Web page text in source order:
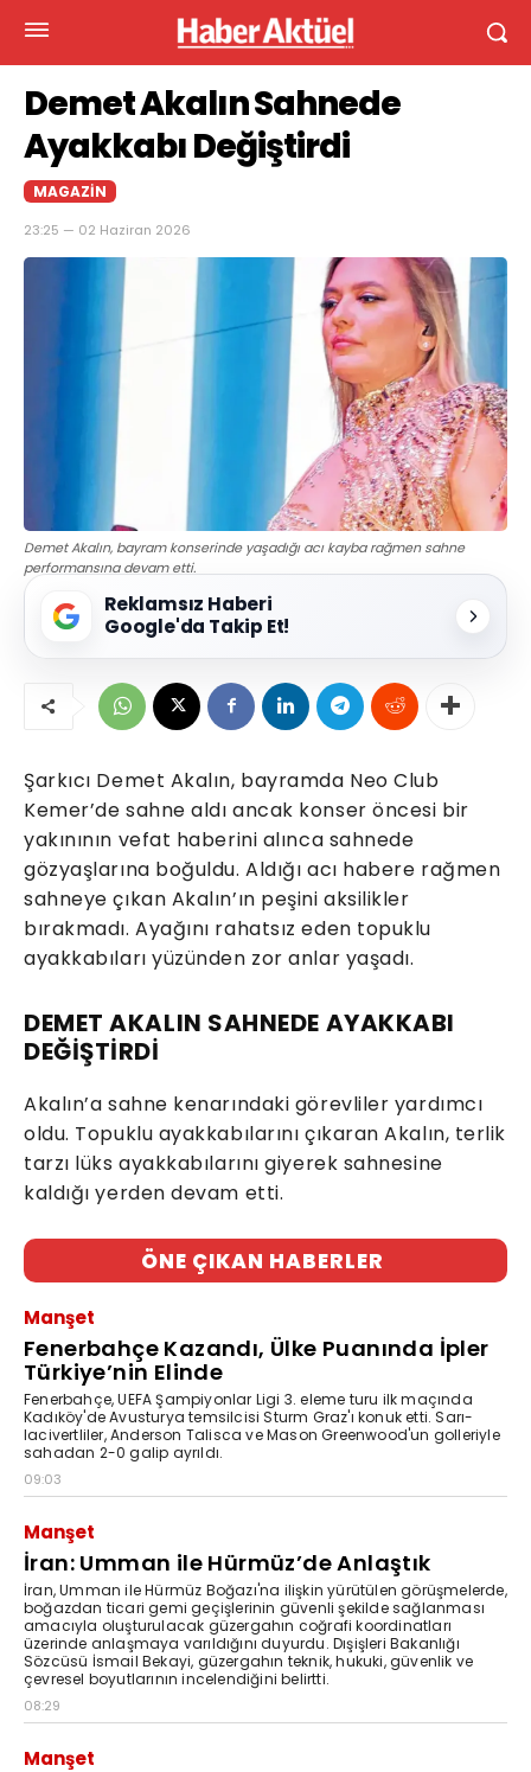
Demet Akalın Sahnede
Ayakkabı Değiştirdi
MAGAZIN
23:25 — 02 Haziran 2026
Demet Akalın, bayram konserinde yaşadığı acı kayba rağmen sahne
performansına devam etti.
Reklamsız Haberi
Google'da Takip Et!
Şarkıcı Demet Akalın, bayramda Neo Club
Kemer’de sahne aldı ancak konser öncesi bir
yakınının vefat haberini alınca sahnede
gözyaşlarına boğuldu. Aldığı acı habere rağmen
sahneye çıkan Akalın’ın peşini aksilikler
bırakmadı. Ayağını rahatsız eden topuklu
ayakkabıları yüzünden zor anlar yaşadı.
DEMET AKALIN SAHNEDE AYAKKABI
DEĞİŞTİRDİ
Akalın’a sahne kenarındaki görevliler yardımcı
oldu. Topuklu ayakkabılarını çıkaran Akalın, terlik
tarzı lüks ayakkabılarını giyerek sahnesine
kaldığı yerden devam etti.
ÖNE ÇIKAN HABERLER
Manşet
Fenerbahçe Kazandı, Ülke Puanında İpler
Türkiye’nin Elinde
Fenerbahçe, UEFA Şampiyonlar Ligi 3. eleme turu ilk maçında
Kadıköy'de Avusturya temsilcisi Sturm Graz'ı konuk etti. Sarı-
lacivertliler, Anderson Talisca ve Mason Greenwood'un golleriyle
sahadan 2-0 galip ayrıldı.
09:03
Manşet
İran: Umman ile Hürmüz’de Anlaştık
İran, Umman ile Hürmüz Boğazı'na ilişkin yürütülen görüşmelerde,
boğazdan ticari gemi geçişlerinin güvenli şekilde sağlanması
amacıyla oluşturulacak güzergahın coğrafi koordinatları
üzerinde anlaşmaya varıldığını duyurdu. Dışişleri Bakanlığı
Sözcüsü İsmail Bekayi, güzergahın teknik, hukuki, güvenlik ve
çevresel boyutlarının incelendiğini belirtti.
08:29
Manşet